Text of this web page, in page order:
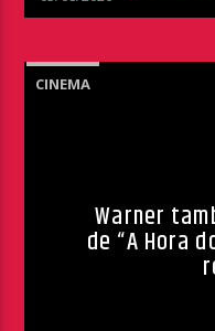
CINEMA
Warner
de “A Hora